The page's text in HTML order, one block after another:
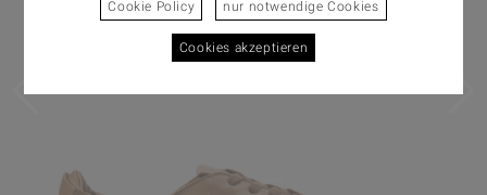
Cookie Policy nur notwendige Cookies
Cookies akzeptieren